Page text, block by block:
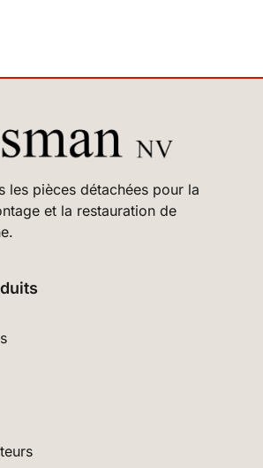
les pièces détachées pour la
et la restauration de